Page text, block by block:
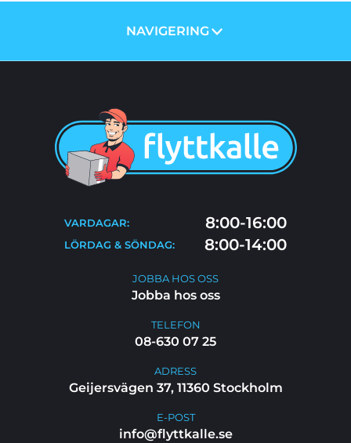
NAVIGERING
TJÄNSTER
BLOGG
TIPS & RÅD
JOBBA HOS OSS
VARDAGAR: 8:00-16:00
LÖRDAG & SÖNDAG: 8:00-14:00
JOBBA HOS OSS
Jobba hos oss
TELEFON
08-630 07 25
ADRESS
Geijersvägen 37, 11360 Stockholm
E-POST
info@flyttkalle.se